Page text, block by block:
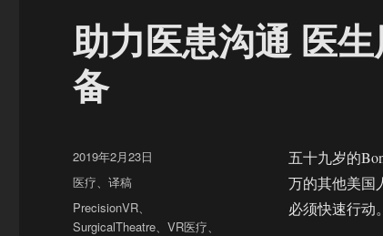
助力医患沟通 医
备
五十九岁的
万的其他美国
必须快速行动。
发
布
于
2019年2月23日
分
类
医疗、译稿
标
签
PrecisionVR、
SurgicalTheatre、VR医疗、